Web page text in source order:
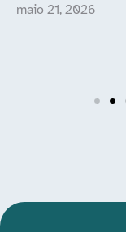
maio 21, 2026